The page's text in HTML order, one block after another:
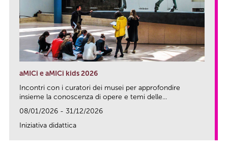
aMICi e aMICi kids 2026
Incontri con i curatori dei musei per approfondire
insieme la conoscenza di opere e temi delle...
08/01/2026 - 31/12/2026
Iniziativa didattica